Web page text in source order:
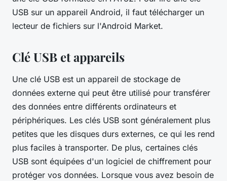
USB sur un appareil Android, il faut télécharger un
lecteur de fichiers sur l'Android Market.
Clé USB et appareils
Une clé USB est un appareil de stockage de
données externe qui peut être utilisé pour transférer
des données entre différents ordinateurs et
périphériques. Les clés USB sont généralement plus
petites que les disques durs externes, ce qui les rend
plus faciles à transporter. De plus, certaines clés
USB sont équipées d'un logiciel de chiffrement pour
protéger vos données. Lorsque vous avez besoin de